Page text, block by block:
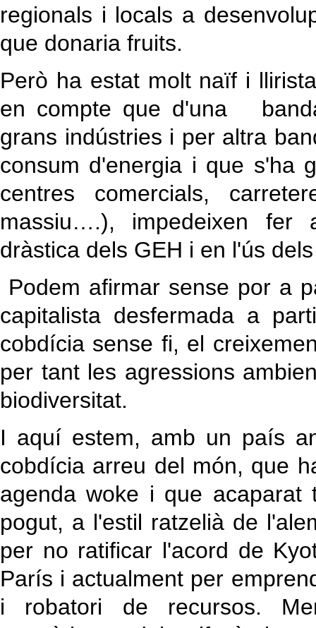
regionals i locals a
que donaria fruits.
Però ha estat molt naïf i
en compte que d'una
grans indústries i per altra
consum d'energia i que s'ha
centres comercials,
massiu….), impedeixen fer
dràstica dels GEH i en l'ús
Podem afirmar sense por a
capitalista desfermada a
cobdícia sense fi, el
per tant les agressions
biodiversitat.
I aquí estem, amb un país
cobdícia arreu del món, que
agenda woke i que
pogut, a l'estil ratzelià de
per no ratificar l'acord de
París i actualment per
i robatori de recursos.